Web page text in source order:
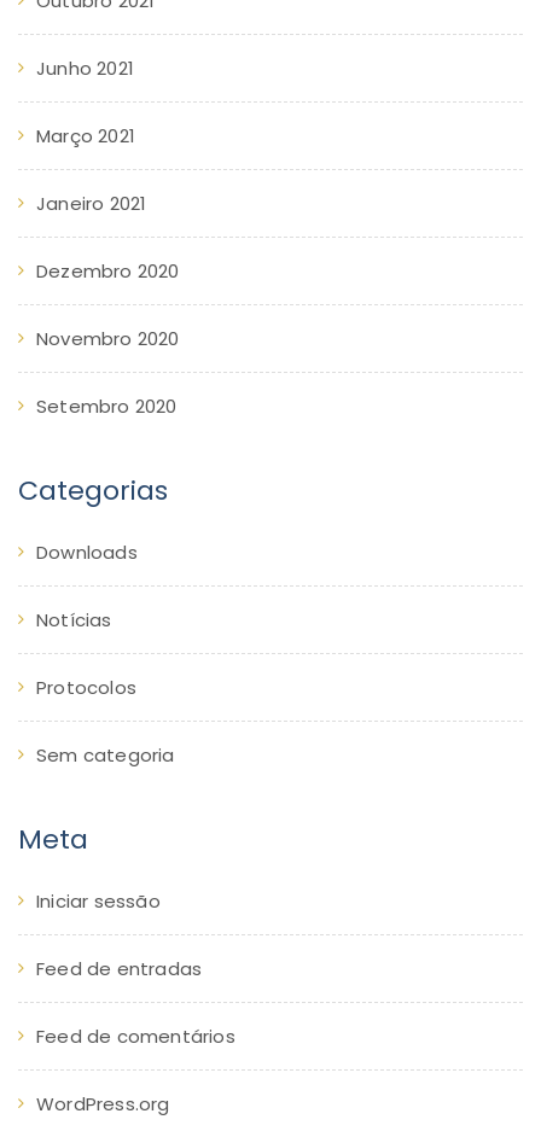
Junho 2021
Março 2021
Janeiro 2021
Dezembro 2020
Novembro 2020
Setembro 2020
Categorias
Downloads
Notícias
Protocolos
Sem categoria
Meta
Iniciar sessão
Feed de entradas
Feed de comentários
WordPress.org